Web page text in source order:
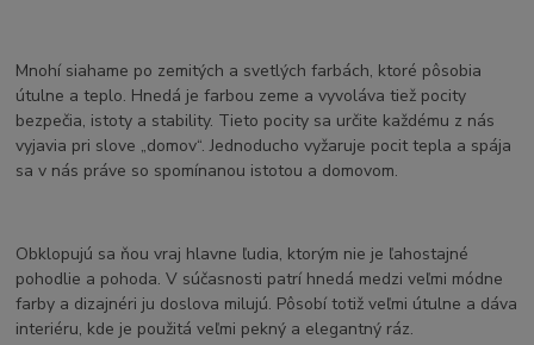
Mnohí siahame po zemitých a svetlých farbách, ktoré pôsobia
útulne a teplo. Hnedá je farbou zeme a vyvoláva tiež pocity
bezpečia, istoty a stability. Tieto pocity sa určite každému z nás
vyjavia pri slove „domov“. Jednoducho vyžaruje pocit tepla a spája
sa v nás práve so spomínanou istotou a domovom.
Obklopujú sa ňou vraj hlavne ľudia, ktorým nie je ľahostajné
pohodlie a pohoda. V súčasnosti patrí hnedá medzi veľmi módne
farby a dizajnéri ju doslova milujú. Pôsobí totiž veľmi útulne a dáva
interiéru, kde je použitá veľmi pekný a elegantný ráz.